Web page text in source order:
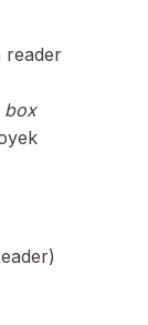
reader
box